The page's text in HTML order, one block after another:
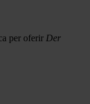
per oferir Der